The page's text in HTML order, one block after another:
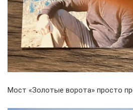
Мост «Золотые ворота» просто